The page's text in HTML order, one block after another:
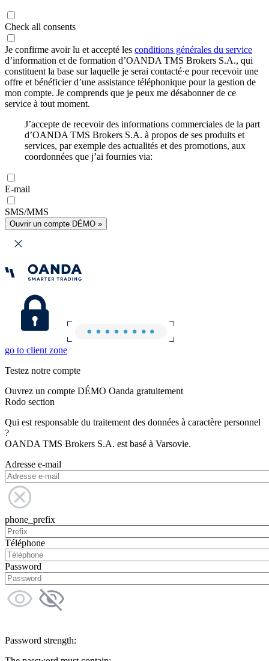
Check all consents
Je confirme avoir lu et accepté les conditions générales du service
d’information et de formation d’OANDA TMS Brokers S.A., qui
constituent la base sur laquelle je serai contacté·e pour recevoir une
offre et bénéficier d’une assistance téléphonique pour la gestion de
mon compte. Je comprends que je peux me désabonner de ce
service à tout moment.
J’accepte de recevoir des informations commerciales de la part
d’OANDA TMS Brokers S.A. à propos de ses produits et
services, par exemple des actualités et des promotions, aux
coordonnées que j’ai fournies via:
E-mail
SMS/MMS
Ouvrir un compte DÉMO »
go to client zone
Testez notre compte
Ouvrez un compte DÉMO Oanda gratuitement
Rodo section
Qui est responsable du traitement des données à caractère personnel
?
OANDA TMS Brokers S.A. est basé à Varsovie.
Adresse e-mail
phone_prefix
Téléphone
Password
Password strength: